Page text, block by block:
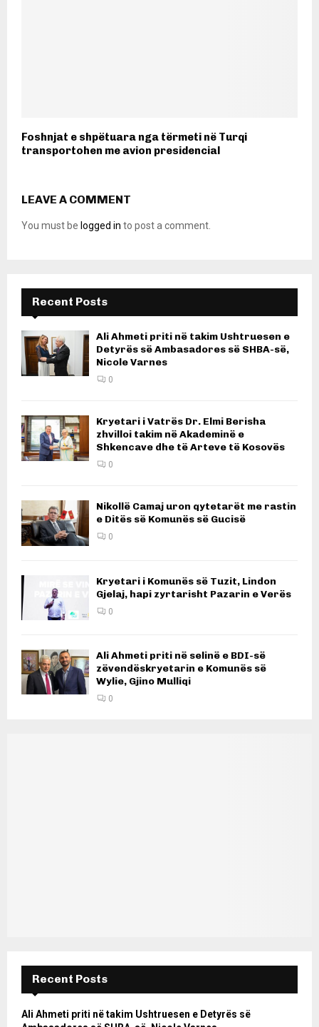
Foshnjat e shpëtuara nga tërmeti në Turqi
transportohen me avion presidencial
LEAVE A COMMENT
You must be logged in to post a comment.
Recent Posts
Ali Ahmeti priti në takim Ushtruesen e
Detyrës së Ambasadores së SHBA-së,
Nicole Varnes
0
Kryetari i Vatrës Dr. Elmi Berisha
zhvilloi takim në Akademinë e
Shkencave dhe të Arteve të Kosovës
0
Nikollë Camaj uron qytetarët me rastin
e Ditës së Komunës së Gucisë
0
Kryetari i Komunës së Tuzit, Lindon
Gjelaj, hapi zyrtarisht Pazarin e Verës
0
Ali Ahmeti priti në selinë e BDI-së
zëvendëskryetarin e Komunës së
Wylie, Gjino Mulliqi
0
Recent Posts
Ali Ahmeti priti në takim Ushtruesen e Detyrës së